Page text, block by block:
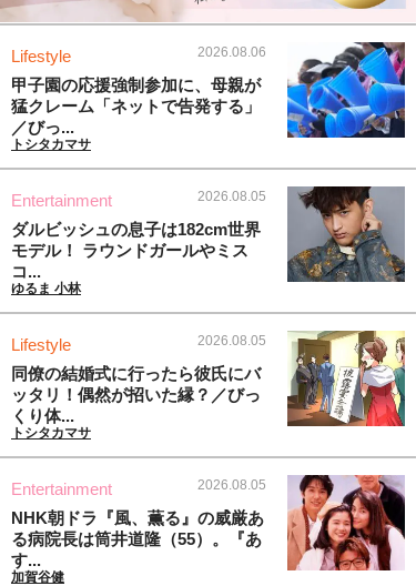
Lifestyle 2026.08.06
甲子園の応援強制参加に、母親が
猛クレーム「ネットで告発する」
／びっ...
トシタカマサ
Entertainment 2026.08.05
ダルビッシュの息子は182cm世界
モデル！ ラウンドガールやミス
コ...
ゆるま 小林
Lifestyle 2026.08.05
同僚の結婚式に行ったら彼氏にバ
ッタリ！偶然が招いた縁？／びっ
くり体...
トシタカマサ
Entertainment 2026.08.05
NHK朝ドラ『風、薫る』の威厳あ
る病院長は筒井道隆（55）。『あ
す...
加賀谷健